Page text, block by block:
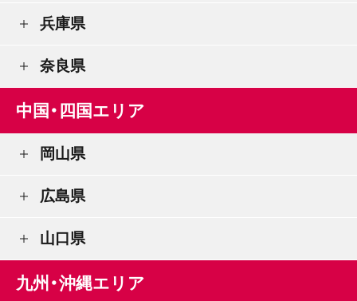
兵庫県
奈良県
中国・四国エリア
岡山県
広島県
山口県
九州・沖縄エリア